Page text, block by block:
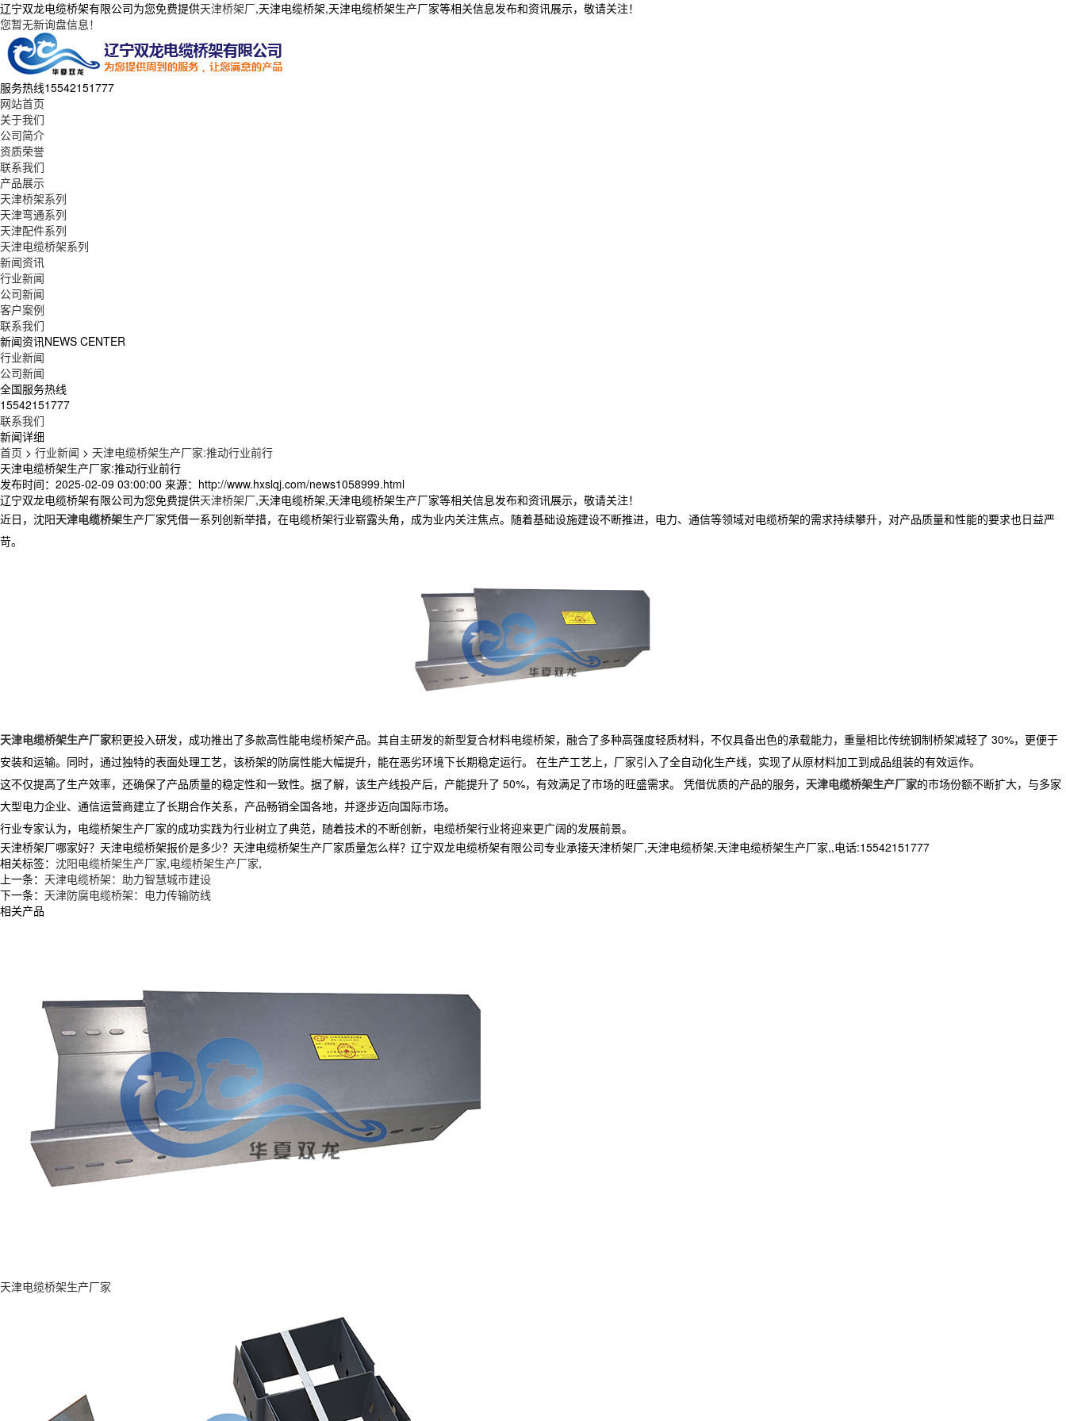
辽宁双龙电缆桥架有限公司为您免费提供天津桥架厂,天津电缆桥架,天津电缆桥架生产厂家等相关信息发布和资讯展示，敬请关注！
您暂无新询盘信息！
服务热线15542151777
网站首页
关于我们
公司简介
资质荣誉
联系我们
产品展示
天津桥架系列
天津弯通系列
天津配件系列
天津电缆桥架系列
新闻资讯
行业新闻
公司新闻
客户案例
联系我们
新闻资讯NEWS CENTER
行业新闻
公司新闻
全国服务热线
15542151777
联系我们
新闻详细
首页 > 行业新闻 > 天津电缆桥架生产厂家:推动行业前行
天津电缆桥架生产厂家:推动行业前行
发布时间：2025-02-09 03:00:00 来源：http://www.hxslqj.com/news1058999.html
辽宁双龙电缆桥架有限公司为您免费提供天津桥架厂,天津电缆桥架,天津电缆桥架生产厂家等相关信息发布和资讯展示，敬请关注！
近日，沈阳天津电缆桥架生产厂家凭借一系列创新举措，在电缆桥架行业崭露头角，成为业内关注焦点。随着基础设施建设不断推进，电力、通信等领域对电缆桥架的需求持续攀升，对产品质量和性能的要求也日益严
苛。
天津电缆桥架生产厂家积更投入研发，成功推出了多款高性能电缆桥架产品。其自主研发的新型复合材料电缆桥架，融合了多种高强度轻质材料，不仅具备出色的承载能力，重量相比传统钢制桥架减轻了 30%，更便于
安装和运输。同时，通过独特的表面处理工艺，该桥架的防腐性能大幅提升，能在恶劣环境下长期稳定运行。 在生产工艺上，厂家引入了全自动化生产线，实现了从原材料加工到成品组装的有效运作。
这不仅提高了生产效率，还确保了产品质量的稳定性和一致性。据了解，该生产线投产后，产能提升了 50%，有效满足了市场的旺盛需求。 凭借优质的产品的服务， 天津电缆桥架生产厂家的市场份额不断扩大，与多家
大型电力企业、通信运营商建立了长期合作关系，产品畅销全国各地，并逐步迈向国际市场。
行业专家认为，电缆桥架生产厂家的成功实践为行业树立了典范，随着技术的不断创新，电缆桥架行业将迎来更广阔的发展前景。
天津桥架厂哪家好？天津电缆桥架报价是多少？天津电缆桥架生产厂家质量怎么样？辽宁双龙电缆桥架有限公司专业承接天津桥架厂,天津电缆桥架,天津电缆桥架生产厂家,,电话:15542151777
相关标签： 沈阳电缆桥架生产厂家,电缆桥架生产厂家,
上一条： 天津电缆桥架：助力智慧城市建设
下一条： 天津防腐电缆桥架：电力传输防线
相关产品
天津电缆桥架生产厂家